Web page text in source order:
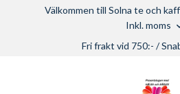
Välkommen till Solna te och
Inkl. moms
Fri frakt vid 750:- /